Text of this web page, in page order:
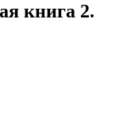
книга 2.